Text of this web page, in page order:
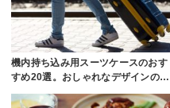
機内持ち込み用スーツケースのおす
すめ20選。おしゃれなデザインの…